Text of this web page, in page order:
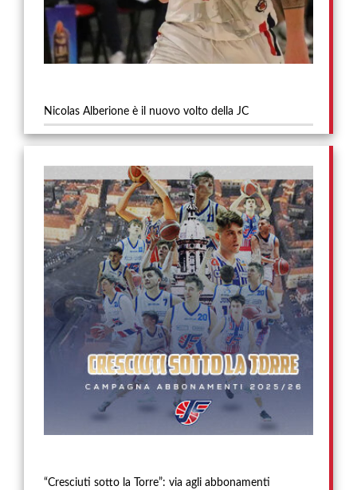
Nicolas Alberione è il nuovo volto della JC
“Cresciuti sotto la Torre”: via agli abbonamenti